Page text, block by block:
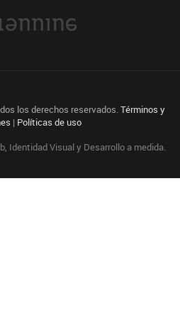
los derechos reservados.Términos y
| Políticas de uso
Identidad Visual y Desarrollo a medida.